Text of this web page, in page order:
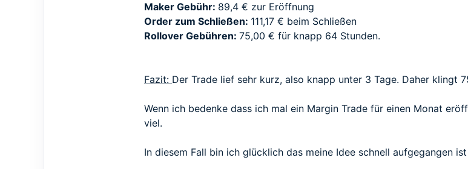
Maker Gebühr: 89,4 € zur Eröffnung
Order zum Schließen: 111,17 € beim Schließen
Rollover Gebühren: 75,00 € für knapp 64 Stunden.
Fazit: Der Trade lief sehr kurz, also knapp unter 3 Tage. Daher klingt
Wenn ich bedenke dass ich mal ein Margin Trade für einen Monat
viel.
In diesem Fall bin ich glücklich das meine Idee schnell aufgegangen ist